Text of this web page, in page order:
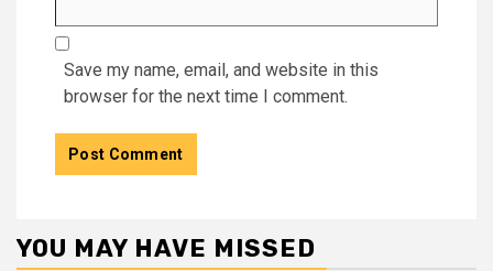
Save my name, email, and website in this
browser for the next time I comment.
YOU MAY HAVE MISSED